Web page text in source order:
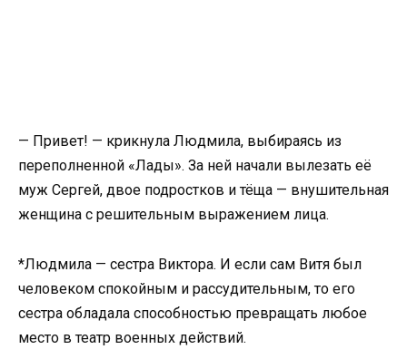
— Привет! — крикнула Людмила, выбираясь из
переполненной «Лады». За ней начали вылезать её
муж Сергей, двое подростков и тёща — внушительная
женщина с решительным выражением лица.
*Людмила — сестра Виктора. И если сам Витя был
человеком спокойным и рассудительным, то его
сестра обладала способностью превращать любое
место в театр военных действий.